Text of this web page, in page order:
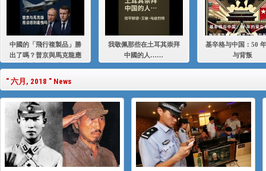
伊利夏提：维吾尔种族灭绝
中國的「飛行複製品」勝
出了嗎？普京與馬克龍應
我敬佩那些在土耳其崇拜
中國的人……
基辛格与中国：50
与背叛
" 六月, 2018 " News